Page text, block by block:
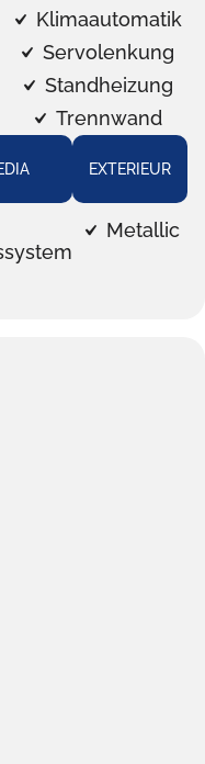
Klimaautomatik
Servolenkung
Standheizung
Trennwand
EXTERIEUR
Metallic